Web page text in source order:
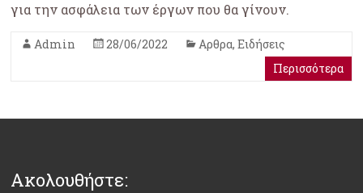
για την ασφάλεια των έργων που θα γίνουν.
Admin 28/06/2022 Αρθρα,Ειδήσεις
Περισσότερα
Ακολουθήστε: